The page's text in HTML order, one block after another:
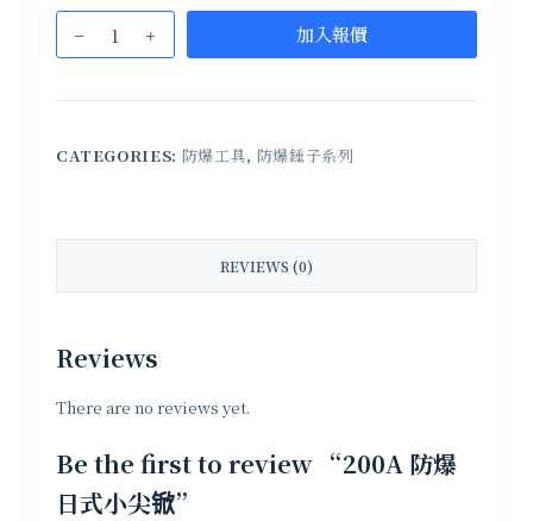
加入報價
CATEGORIES: 防爆工具, 防爆錘子系列
REVIEWS (0)
Reviews
There are no reviews yet.
Be the first to review “200A 防爆
日式小尖锨”